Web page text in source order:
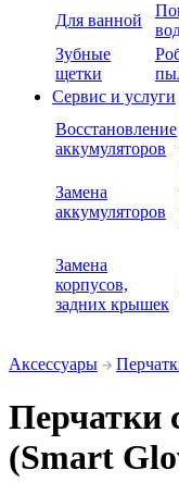
Для ванной
Зубные
щетки
Сервис и услуги
Восстановление
аккумуляторов
Замена
аккумуляторов
Замена
корпусов,
задних крышек
Аксессуары
Перчатки
(Smart